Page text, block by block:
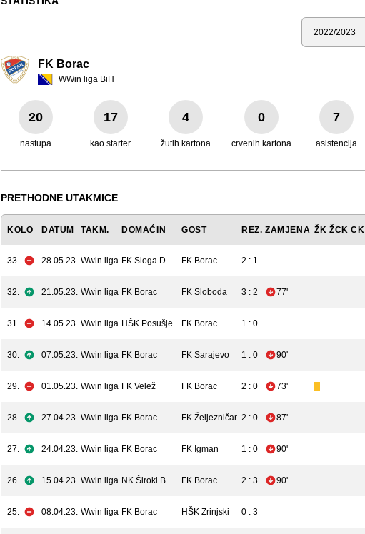
Sezona
FK Borac
WWin liga BiH
20
nastupa
17
kao starter
4
žutih kartona
0
crvenih kartona
7
asistencija
PRETHODNE UTAKMICE
KOLO DATUM TAKM. DOMAĆIN GOST REZ. ZAMJENA ŽK ŽCK CK
33. 28.05.23. Wwin liga FK Sloga D. FK Borac 2 : 1
32. 21.05.23. Wwin liga FK Borac FK Sloboda 3 : 2 77'
31. 14.05.23. Wwin liga HŠK Posušje FK Borac 1 : 0
30. 07.05.23. Wwin liga FK Borac FK Sarajevo 1 : 0 90'
29. 01.05.23. Wwin liga FK Velež FK Borac 2 : 0 73'
28. 27.04.23. Wwin liga FK Borac FK Željezničar 2 : 0 87'
27. 24.04.23. Wwin liga FK Borac FK Igman 1 : 0 90'
26. 15.04.23. Wwin liga NK Široki B. FK Borac 2 : 3 90'
25. 08.04.23. Wwin liga FK Borac HŠK Zrinjski 0 : 3